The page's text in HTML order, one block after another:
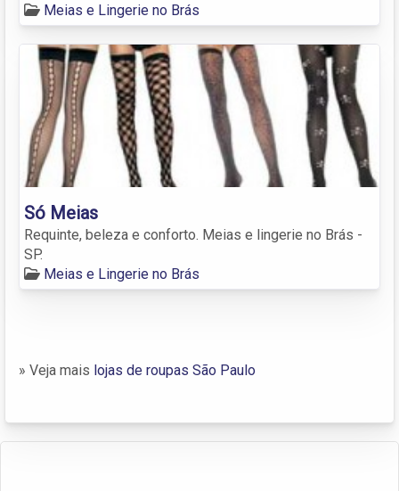
Meias e Lingerie no Brás
Só Meias
Requinte, beleza e conforto. Meias e lingerie no Brás -
SP.
Meias e Lingerie no Brás
» Veja mais lojas de roupas São Paulo